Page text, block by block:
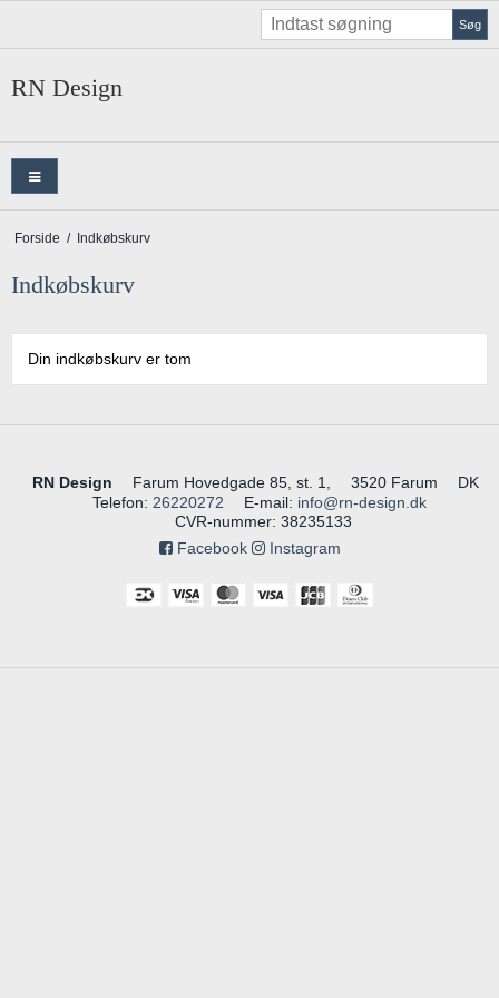
Søg
RN Design
Forside / Indkøbskurv
Indkøbskurv
Din indkøbskurv er tom
RN Design Farum Hovedgade 85, st. 1, 3520 Farum
DK
Telefon: 26220272 E-mail: info@rn-design.dk
CVR-nummer: 38235133
Facebook
Instagram